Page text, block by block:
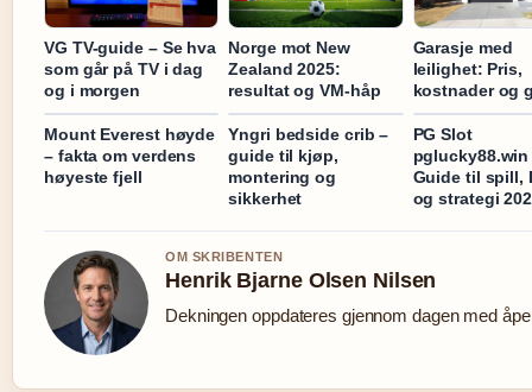
VG TV-guide – Se hva
som går på TV i dag
og i morgen
Norge mot New
Zealand 2025:
resultat og VM-håp
Garasje med
leilighet: Pris,
kostnader og
Mount Everest høyde
– fakta om verdens
høyeste fjell
Yngri bedside crib –
guide til kjøp,
montering og
sikkerhet
PG Slot
pglucky88.win
Guide til spill,
og strategi
OM SKRIBENTEN
Henrik Bjarne Olsen Nilsen
Dekningen oppdateres gjennom dagen med